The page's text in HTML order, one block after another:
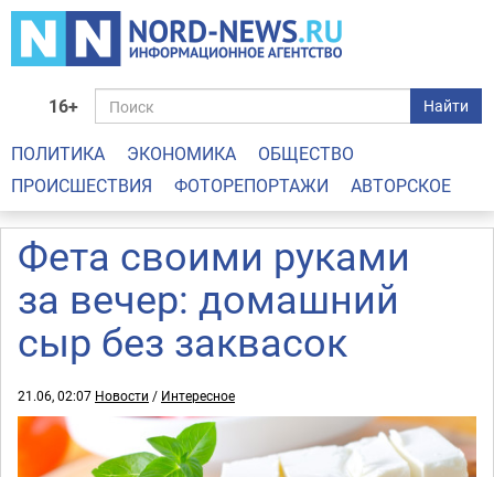
16+ Найти
ПОЛИТИКА ЭКОНОМИКА
ОБЩЕСТВО
ПРОИСШЕСТВИЯ
ФОТОРЕПОРТАЖИ АВТОРСКОЕ
Фета своими руками
за вечер: домашний
сыр без заквасок
21.06, 02:07 Новости / Интересное